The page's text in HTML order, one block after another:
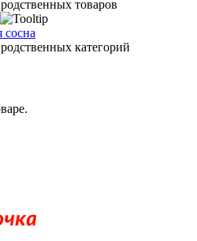
товаров
сосна
категорий